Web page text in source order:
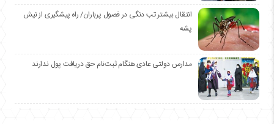
انتقال بیشتر تب دنگی در فصول پرباران/ راه پیشگیری از نیش
پشه
مدارس دولتی عادی هنگام ثبت‌نام حق دریافت پول ندارند